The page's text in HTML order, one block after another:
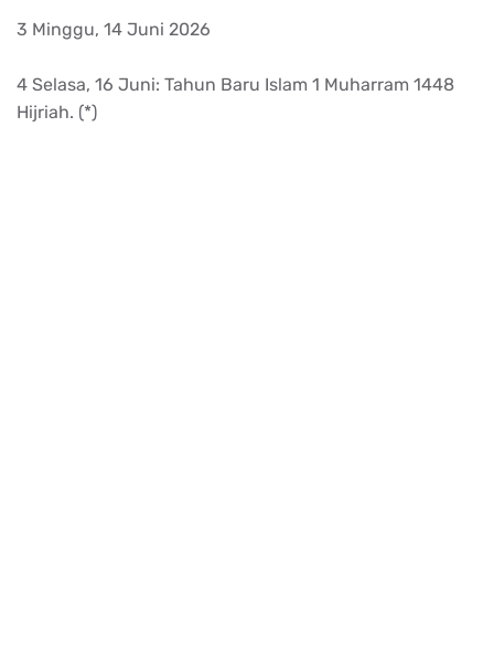
3 Minggu, 14 Juni 2026
4 Selasa, 16 Juni: Tahun Baru Islam 1 Muharram 1448
Hijriah. (*)